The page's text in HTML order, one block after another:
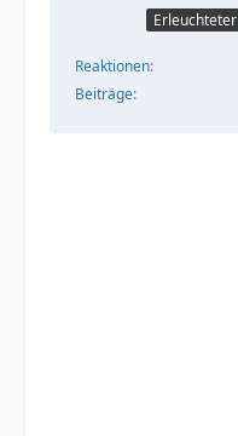
Erleuchteter
Reaktionen
Beiträge